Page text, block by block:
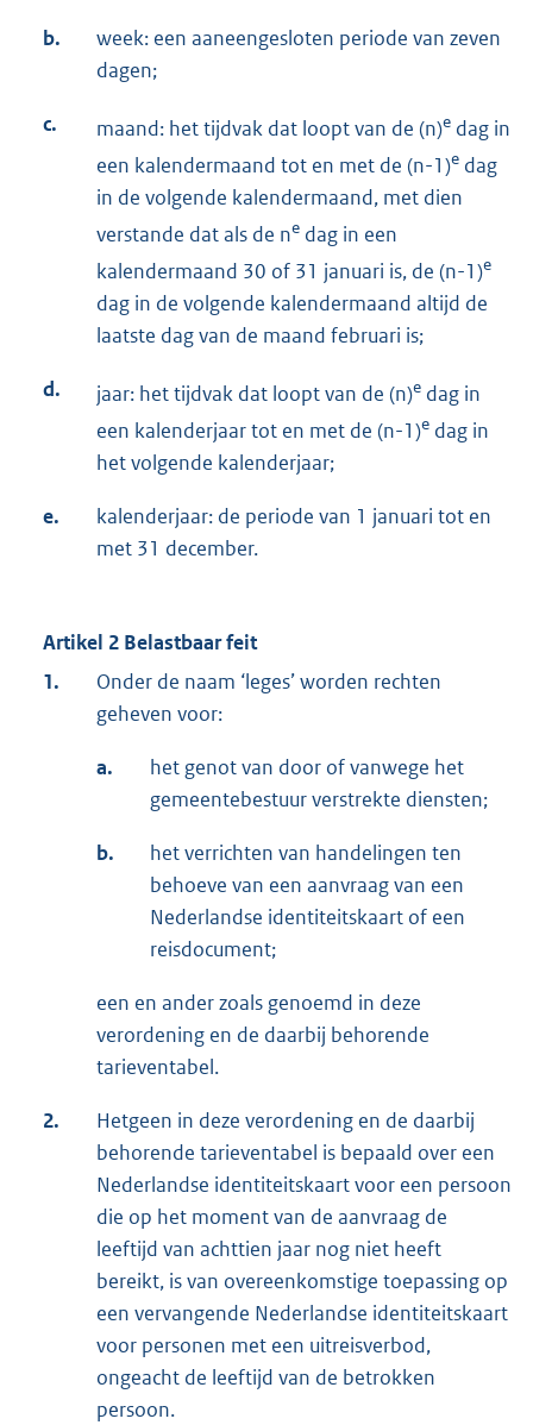
b.
week: een aaneengesloten periode van zeven
dagen;
c. maand: het tijdvak dat loopt van de (n)e dag in
een kalendermaand tot en met de (n-1)e dag
in de volgende kalendermaand, met dien
verstande dat als de ne dag in een
kalendermaand 30 of 31 januari is, de (n-1)e
dag in de volgende kalendermaand altijd de
laatste dag van de maand februari is;
d. jaar: het tijdvak dat loopt van de (n)e dag in
een kalenderjaar tot en met de (n-1)e dag in
het volgende kalenderjaar;
e.
kalenderjaar: de periode van 1 januari tot en
met 31 december.
Artikel 2 Belastbaar feit
1.
Onder de naam ‘leges’ worden rechten
geheven voor:
a.
het genot van door of vanwege het
gemeentebestuur verstrekte diensten;
b.
het verrichten van handelingen ten
behoeve van een aanvraag van een
Nederlandse identiteitskaart of een
reisdocument;
een en ander zoals genoemd in deze
verordening en de daarbij behorende
tarieventabel.
2.
Hetgeen in deze verordening en de daarbij
behorende tarieventabel is bepaald over een
Nederlandse identiteitskaart voor een persoon
die op het moment van de aanvraag de
leeftijd van achttien jaar nog niet heeft
bereikt, is van overeenkomstige toepassing op
een vervangende Nederlandse identiteitskaart
voor personen met een uitreisverbod,
ongeacht de leeftijd van de betrokken
persoon.